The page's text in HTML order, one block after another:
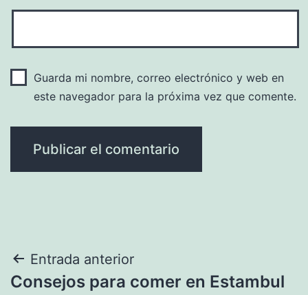
Guarda mi nombre, correo electrónico y web en
este navegador para la próxima vez que comente.
Navegación
Entrada anterior
Consejos para comer en Estambul